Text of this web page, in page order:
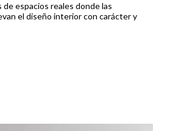
espacios reales donde las
el diseño interior con carácter y